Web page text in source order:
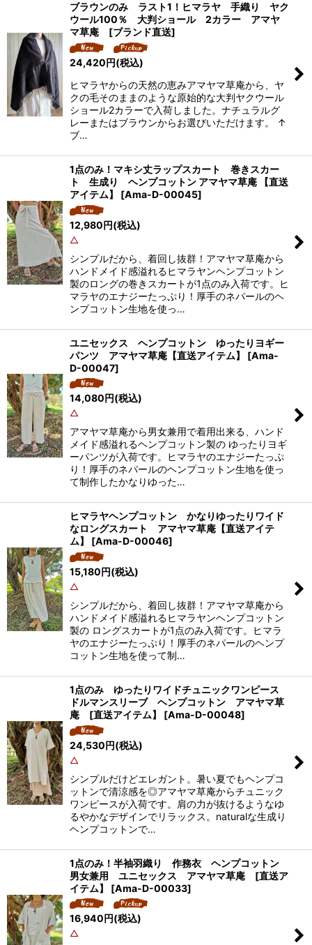
ブラウンのみ ラスト1！ヒマラヤ 手織り ヤク
ウール100％ 大判ショール 2カラー アマヤ
マ草庵 [ブランド直送]
24,420円(税込)
ヒマラヤからの天然の恵みアマヤマ草庵から、ヤ
クの毛そのままのような原始的な大判ヤクウール
ショール2カラーで入荷しました。ナチュラルグ
レーまたはブラウンからお選びいただけます。 ↑
ブ…
1点のみ！マキシ丈ラップスカート 巻きスカー
ト 生成り ヘンプコットン アマヤマ草庵 【直送
アイテム】
[Ama-D-00045]
12,980円(税込)
△
シンプルだから、着回し抜群！アマヤマ草庵から
ハンドメイド感溢れるヒマラヤンヘンプコットン
製のロングの巻きスカートが1点のみ入荷です。ヒ
マラヤのエナジーたっぷり！厚手のネパールのヘ
ンプコットン生地を使っ…
ユニセックス ヘンプコットン ゆったりヨギー
パンツ アマヤマ草庵【直送アイテム】
[Ama-
D-00047]
14,080円(税込)
△
アマヤマ草庵から男女兼用で着用出来る、ハンド
メイド感溢れるヘンプコットン製の ゆったりヨギ
ーパンツが入荷です。ヒマラヤのエナジーたっぷ
り！厚手のネパールのヘンプコットン生地を使っ
て制作したかなりゆった…
ヒマラヤヘンプコットン かなりゆったりワイド
なロングスカート アマヤマ草庵【直送アイテ
ム】
[Ama-D-00046]
15,180円(税込)
△
シンプルだから、着回し抜群！アマヤマ草庵から
ハンドメイド感溢れるヒマラヤンヘンプコットン
製の ロングスカートが1点のみ入荷です。ヒマラ
ヤのエナジーたっぷり！厚手のネパールのヘンプ
コットン生地を使って制…
1点のみ ゆったりワイドチュニックワンピース
ドルマンスリーブ ヘンプコットン アマヤマ草
庵 [直送アイテム】
[Ama-D-00048]
24,530円(税込)
△
シンプルだけどエレガント。暑い夏でもヘンプコ
ットンで清涼感を◎アマヤマ草庵からチュニック
ワンピースが入荷です。肩の力が抜けるようなゆ
るやかなデザインでリラックス。naturalな生成り
ヘンプコットンで…
1点のみ！半袖羽織り 作務衣 ヘンプコットン
男女兼用 ユニセックス アマヤマ草庵 [直送ア
イテム】
[Ama-D-00033]
16,940円(税込)
△